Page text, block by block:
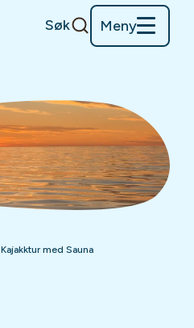
Søk Meny
Kajakktur med Sauna